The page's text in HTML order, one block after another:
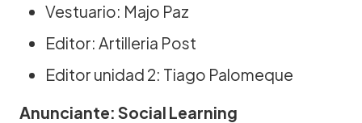
Vestuario: Majo Paz
Editor: Artilleria Post
Editor unidad 2: Tiago Palomeque
Anunciante: Social Learning